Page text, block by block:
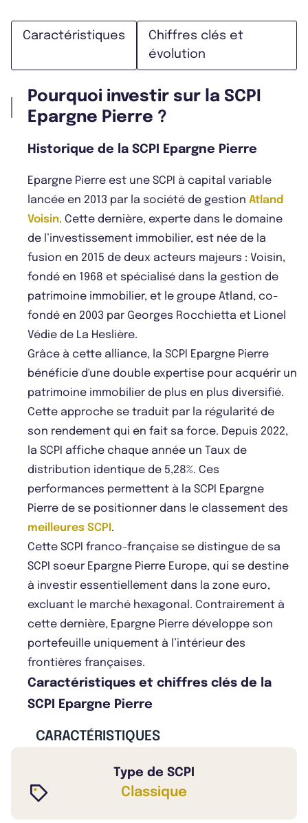
Caractéristiques
Chiffres clés et
évolution
Pourquoi investir sur la SCPI
Epargne Pierre ?
Historique de la SCPI Epargne Pierre
Epargne Pierre est une SCPI à capital variable
lancée en 2013 par la société de gestion Atland
Voisin. Cette dernière, experte dans le domaine
de l’investissement immobilier, est née de la
fusion en 2015 de deux acteurs majeurs : Voisin,
fondé en 1968 et spécialisé dans la gestion de
patrimoine immobilier, et le groupe Atland, co-
fondé en 2003 par Georges Rocchietta et Lionel
Védie de La Heslière.
Grâce à cette alliance, la SCPI Epargne Pierre
bénéficie d'une double expertise pour acquérir un
patrimoine immobilier de plus en plus diversifié.
Cette approche se traduit par la régularité de
son rendement qui en fait sa force. Depuis 2022,
la SCPI affiche chaque année un Taux de
distribution identique de 5,28%. Ces
performances permettent à la SCPI Epargne
Pierre de se positionner dans le classement des
meilleures SCPI.
Cette SCPI franco-française se distingue de sa
SCPI soeur Epargne Pierre Europe, qui se destine
à investir essentiellement dans la zone euro,
excluant le marché hexagonal. Contrairement à
cette dernière, Epargne Pierre développe son
portefeuille uniquement à l’intérieur des
frontières françaises.
Caractéristiques et chiffres clés de la
SCPI Epargne Pierre
CARACTÉRISTIQUES
Type de SCPI
Classique